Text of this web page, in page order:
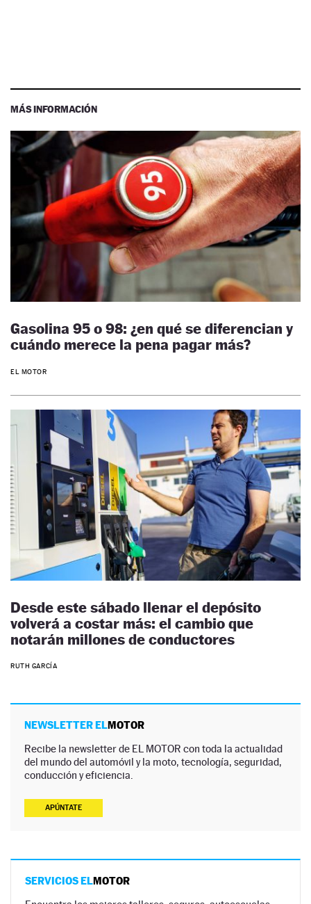
MÁS INFORMACIÓN
Gasolina 95 o 98: ¿en qué se diferencian y
cuándo merece la pena pagar más?
EL MOTOR
Desde este sábado llenar el depósito
volverá a costar más: el cambio que
notarán millones de conductores
RUTH GARCÍA
NEWSLETTER ELMOTOR
Recibe la newsletter de EL MOTOR con toda la actualidad
del mundo del automóvil y la moto, tecnología, seguridad,
conducción y eficiencia.
APÚNTATE
SERVICIOS ELMOTOR